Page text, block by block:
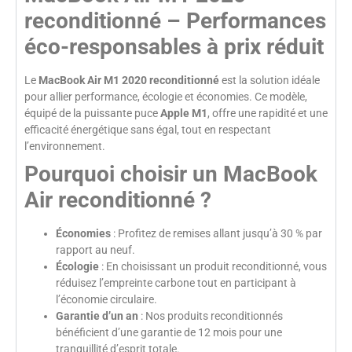
reconditionné – Performances
éco-responsables à prix réduit
Le MacBook Air M1 2020 reconditionnéest la solution idéale
pour allier performance, écologie et économies. Ce modèle,
équipé de la puissante puceApple M1, offre une rapidité et une
efficacité énergétique sans égal, tout en respectant
l’environnement.
Pourquoi choisir un MacBook
Air reconditionné ?
Économies : Profitez de remises allant jusqu’à 30 % par
rapport au neuf.
Écologie : En choisissant un produit reconditionné, vous
réduisez l’empreinte carbone tout en participant à
l’économie circulaire.
Garantie d’un an : Nos produits reconditionnés
bénéficient d’une garantie de 12 mois pour une
tranquillité d’esprit totale.